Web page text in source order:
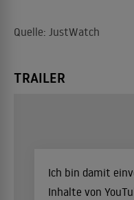
Quelle: JustWatch
TRAILER
Ich bin damit
Inhalte von